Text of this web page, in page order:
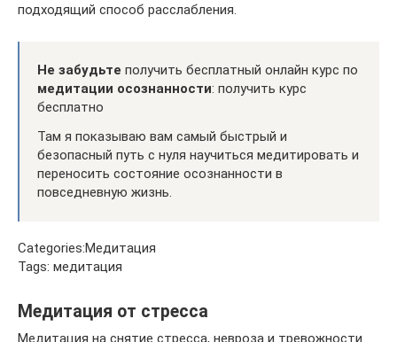
подходящий способ расслабления.
Не забудьте получить бесплатный онлайн курс по
медитации осознанности: получить курс
бесплатно
Там я показываю вам самый быстрый и
безопасный путь с нуля научиться медитировать и
переносить состояние осознанности в
повседневную жизнь.
Categories:Медитация
Tags: медитация
Медитация от стресса
Медитация на снятие стресса, невроза и тревожности